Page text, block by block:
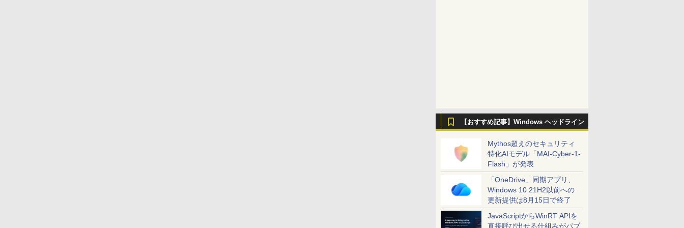
【おすすめ記事】Windows ヘッドライン
Mythos超えのセキュリティ
特化AIモデル「MAI-Cyber-1-
Flash」が発表
「OneDrive」同期アプリ、
Windows 10 21H2以前への
更新提供は8月15日で終了
JavaScriptからWinRT APIを
直接呼び出せる仕組みがパブ